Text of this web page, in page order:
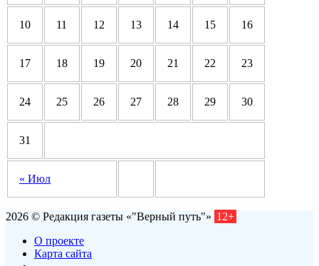
« Июл
10 11 12 13 14 15 16
17 18 19 20 21 22 23
24 25 26 27 28 29 30
31
2026 © Редакция газеты «"Верный путь"» 12+
О проекте
Карта сайта